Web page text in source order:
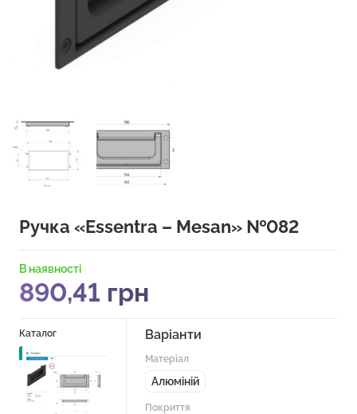
Ручка «Essentra – Mesan» №082
В наявності
890,41 грн
Каталог Варіанти
Матеріал
Алюміній
Покриття